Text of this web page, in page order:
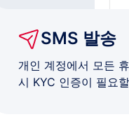
SMS 발송
개인 계정에서 모든
시 KYC 인증이 필요